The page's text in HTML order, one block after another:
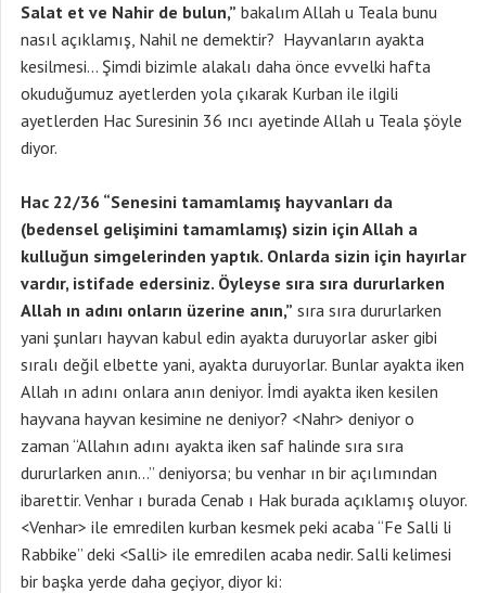
Salat et ve Nahir de bulun,” bakalım Allah u Teala bunu
nasıl açıklamış, Nahil ne demektir? Hayvanların ayakta
kesilmesi… Şimdi bizimle alakalı daha önce evvelki hafta
okuduğumuz ayetlerden yola çıkarak Kurban ile ilgili
ayetlerden Hac Suresinin 36 ıncı ayetinde Allah u Teala şöyle
diyor.
Hac 22/36 “Senesini tamamlamış hayvanları da
(bedensel gelişimini tamamlamış) sizin için Allah a
kulluğun simgelerinden yaptık. Onlarda sizin için hayırlar
vardır, istifade edersiniz. Öyleyse sıra sıra dururlarken
Allah ın adını onların üzerine anın,” sıra sıra dururlarken
yani şunları hayvan kabul edin ayakta duruyorlar asker gibi
sıralı değil elbette yani, ayakta duruyorlar. Bunlar ayakta iken
Allah ın adını onlara anın deniyor. İmdi ayakta iken kesilen
hayvana hayvan kesimine ne deniyor? <Nahr> deniyor o
zaman “Allahın adını ayakta iken saf halinde sıra sıra
dururlarken anın…” deniyorsa; bu venhar ın bir açılımından
ibarettir. Venhar ı burada Cenab ı Hak burada açıklamış oluyor.
<Venhar> ile emredilen kurban kesmek peki acaba “Fe Salli li
Rabbike” deki <Salli> ile emredilen acaba nedir. Salli kelimesi
bir başka yerde daha geçiyor, diyor ki: